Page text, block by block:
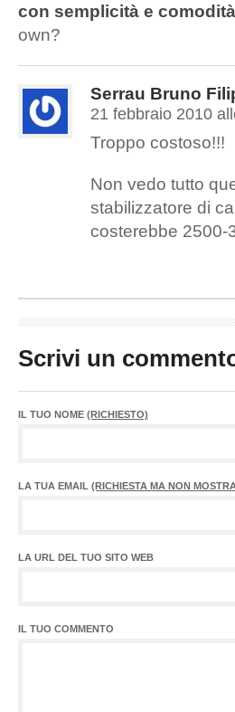
con semplicità e comodità
own?
Serrau Bruno
21 febbraio 2010
Troppo costoso!!!
Non vedo tutto
stabilizzatore di
costerebbe 2500-
Scrivi un
IL TUO NOME (RICHIESTO)
LA TUA EMAIL (RICHIESTA MA NON
LA URL DEL TUO SITO WEB
IL TUO COMMENTO